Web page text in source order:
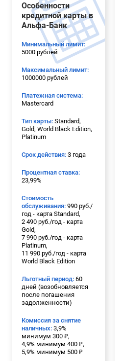
Особенности
кредитной карты в
Альфа-Банк
Минимальный лимит:
5000 рублей
Максимальный лимит:
1000000 рублей
Платежная система:
Mastercard
Тип карты: Standard,
Gold, World Black Edition,
Platinum
Срок действия: 3 года
Процентная ставка:
23,99%
Стоимость
обслуживания: 990 руб./
год - карта Standard,
2 490 руб./год - карта
Gold,
7 990 руб./год - карта
Platinum,
11 990 руб./год - карта
World Black Edition
Льготный период: 60
дней (возобновляется
после погашения
задолженности)
Комиссия за снятие
наличных: 3,9%
минимум 300 ₽,
4,9% минимум 400 ₽,
5,9% минимум 500 ₽